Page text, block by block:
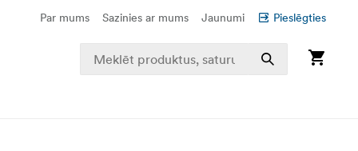
Par mums Sazinies ar mums Jaunumi Pieslēgties